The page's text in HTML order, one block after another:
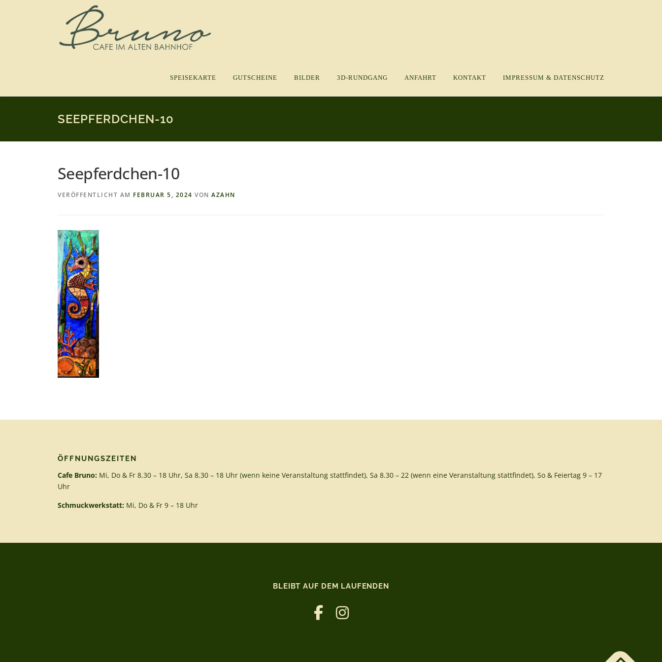
SPEISEKARTE GUTSCHEINE BILDER 3D-RUNDGANG ANFAHRT KONTAKT IMPRESSUM & DATENSCHUTZ
SEEPFERDCHEN-10
Seepferdchen-10
VERÖFFENTLICHT AM FEBRUAR 5, 2024 VON AZAHN
ÖFFNUNGSZEITEN
Cafe Bruno: Mi, Do & Fr 8.30 – 18 Uhr, Sa 8.30 – 18 Uhr (wenn keine Veranstaltung stattfindet), Sa 8.30 – 22 (wenn eine Veranstaltung stattfindet), So & Feiertag 9 – 17
Uhr
Schmuckwerkstatt: Mi, Do & Fr 9 – 18 Uhr
BLEIBT AUF DEM LAUFENDEN